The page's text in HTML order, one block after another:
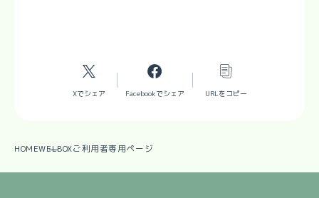
Xでシェア Facebookでシェア URLをコピー
HOMEWELBOXご利用者専用ページ